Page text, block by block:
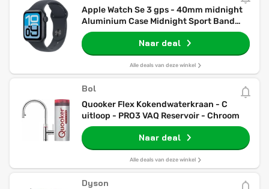
Apple Watch Se 3 gps - 40mm midnight
Aluminium Case Midnight Sport Band
S/m Smartwatch
Naar deal
Alle deals van deze winkel
Bol
Quooker Flex Kokendwaterkraan - C
uitloop - PRO3 VAQ Reservoir - Chroom
Naar deal
Alle deals van deze winkel
Dyson